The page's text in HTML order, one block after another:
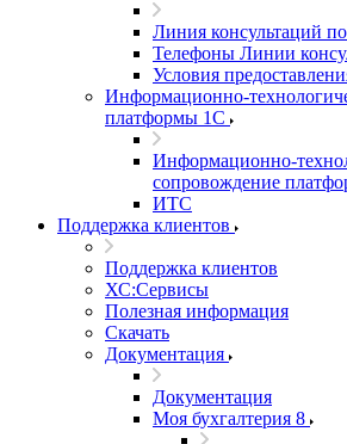
Линия консультаций
Телефоны Линии
Условия
Информационно-
платформы 1С
Информационно-
сопровождение
ИТС
Поддержка клиентов
Поддержка клиентов
ХС:Сервисы
Полезная информация
Скачать
Документация
Документация
Моя бухгалтерия 8